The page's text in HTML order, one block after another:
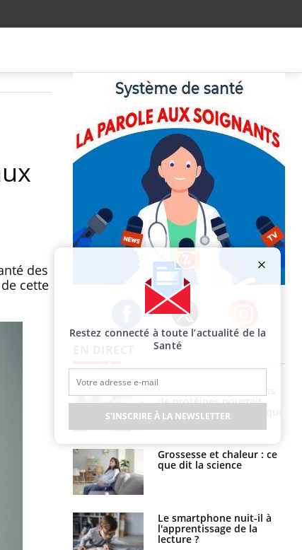
des
cette
Facebook Twitter Instagram
il
du
de protéines pourrait
finalement être bénéfique
Grossesse et chaleur : ce
que dit la science
Le smartphone nuit-il à
l'apprentissage de la
lecture ?
Restez connecté à toute l’actualité de la
Santé
S'INSCRIRE À LA NEWSLETTER